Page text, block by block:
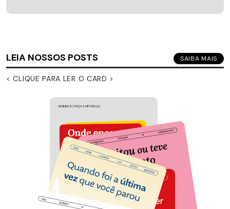
LEIA NOSSOS POSTS SAIBA MAIS
< CLIQUE PARA LER O CARD >